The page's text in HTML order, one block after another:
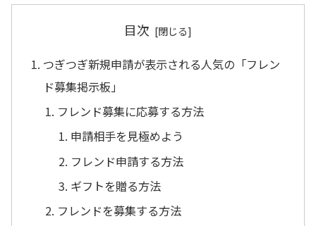
目次
つぎつぎ新規申請が表示される人気の「フレン
ド募集掲示板」
フレンド募集に応募する方法
申請相手を見極めよう
フレンド申請する方法
ギフトを贈る方法
フレンドを募集する方法